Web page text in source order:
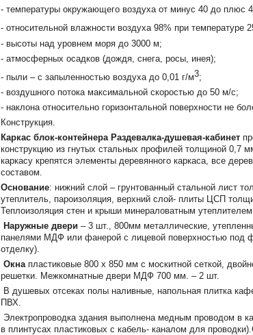
- температуры окружающего воздуха от минус 40 до плюс
- относительной влажности воздуха 98% при температуре
- высоты над уровнем моря до 3000 м;
- атмосферных осадков (дождя, снега, росы, инея);
- пыли – с запыленностью воздуха до 0,01 г/м3;
- воздушного потока максимальной скоростью до 50 м/с;
- наклона относительно горизонтальной поверхности не
Конструкция.
Каркас блок-контейнера Раздевалка-душевая-кабинет
конструкцию из гнутых стальных профилей толщиной 0,7
каркасу крепятся элементы деревянного каркаса, все
составом.
Основание: нижний слой – грунтованный стальной лист
утеплитель, пароизоляция, верхний слой- плиты ЦСП
Теплоизоляция стен и крыши минераловатным
Наружные двери – 3 шт., 800мм металлические,
панелями МДФ или фанерой с лицевой поверхностью под
отделку).
Окна пластиковые 800 х 850 мм с москитной сеткой,
решетки. Межкомнатные двери МДФ 700 мм. – 2 шт.
В душевых отсеках полы наливные, напольная плитка
ПВХ.
Электропроводка здания выполнена медным проводом
в плинтусах пластиковых с кабель- каналом для